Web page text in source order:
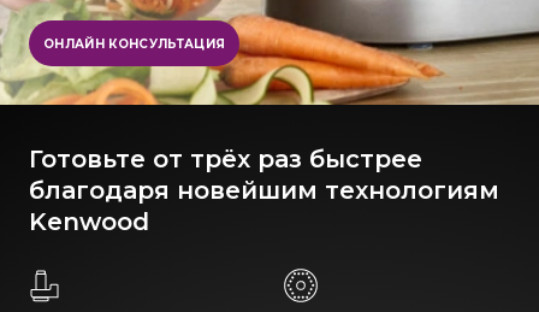
ОНЛАЙН КОНСУЛЬТАЦИЯ
Готовьте от трёх раз быстрее
благодаря новейшим технологиям
Kenwood